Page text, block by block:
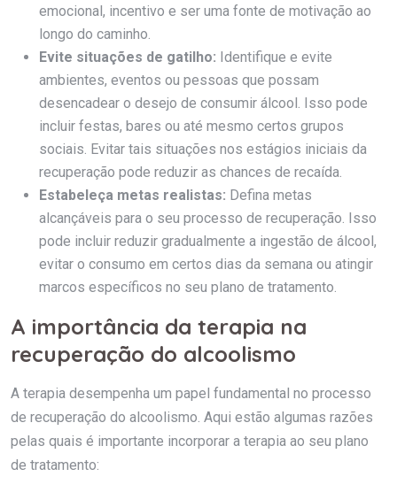
emocional, incentivo e ser uma fonte de motivação ao
longo do caminho.
Evite situações de gatilho: Identifique e evite
ambientes, eventos ou pessoas que possam
desencadear o desejo de consumir álcool. Isso pode
incluir festas, bares ou até mesmo certos grupos
sociais. Evitar tais situações nos estágios iniciais da
recuperação pode reduzir as chances de recaída.
Estabeleça metas realistas: Defina metas
alcançáveis para o seu processo de recuperação. Isso
pode incluir reduzir gradualmente a ingestão de álcool,
evitar o consumo em certos dias da semana ou atingir
marcos específicos no seu plano de tratamento.
A importância da terapia na
recuperação do alcoolismo
A terapia desempenha um papel fundamental no processo
de recuperação do alcoolismo. Aqui estão algumas razões
pelas quais é importante incorporar a terapia ao seu plano
de tratamento: